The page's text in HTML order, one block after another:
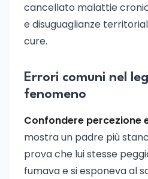
cancellato malattie
e disuguaglianze
cure.
Errori comuni nel
fenomeno
Confondere percezione
mostra un padre più
prova che lui stesse
fumava e si esponeva al